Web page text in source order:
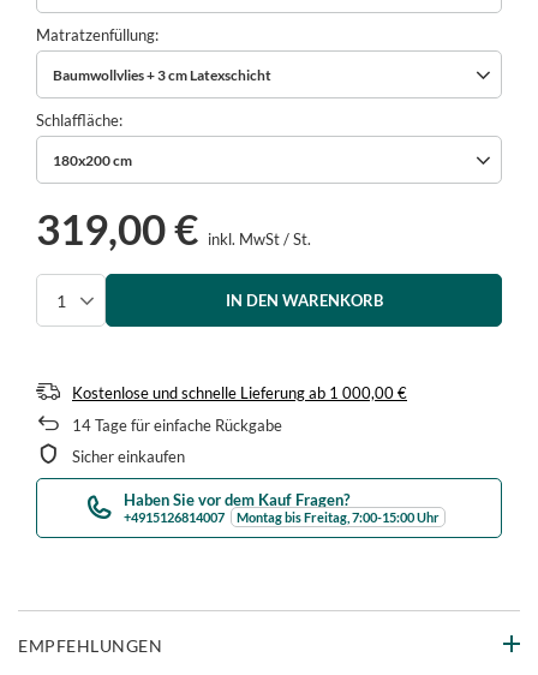
Matratzenfüllung
Baumwollvlies + 3 cm Latexschicht
Schlaffläche
180x200 cm
319,00 € inkl. MwSt/St.
IN DEN WARENKORB
Kostenlose und schnelle Lieferungab 1 000,00 €
14Tage für einfache Rückgabe
Sicher einkaufen
Haben Sie vor dem Kauf Fragen?
+4915126814007 Montag bis Freitag, 7:00-15:00 Uhr
EMPFEHLUNGEN